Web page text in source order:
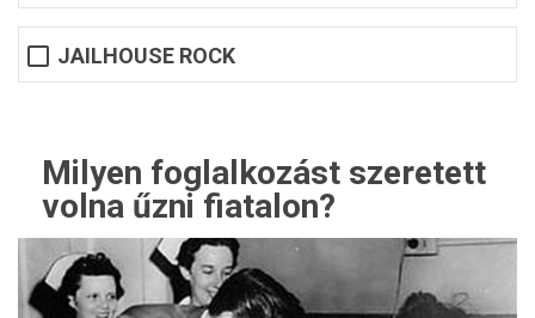
JAILHOUSE ROCK
Milyen foglalkozást szeretett
volna űzni fiatalon?